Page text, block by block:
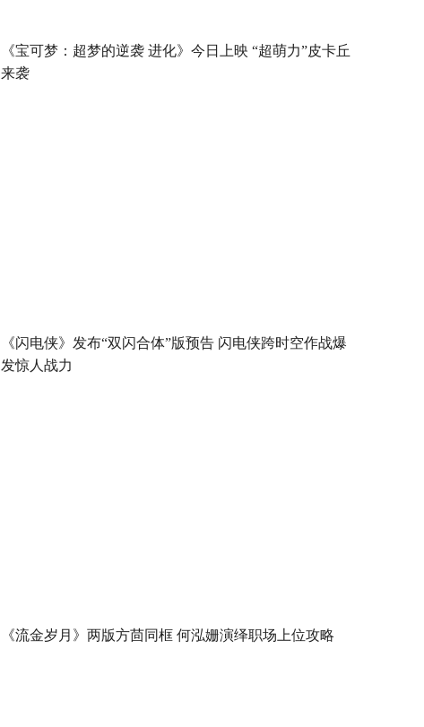
《宝可梦：超梦的逆袭 进化》今日上映 “超萌力”皮卡丘
来袭
《闪电侠》发布“双闪合体”版预告 闪电侠跨时空作战爆
发惊人战力
《流金岁月》两版方茴同框 何泓姗演绎职场上位攻略